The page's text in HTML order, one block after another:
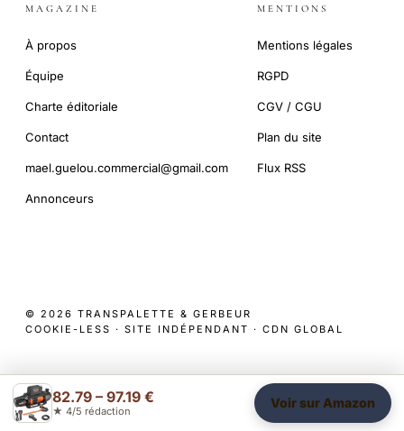
82.79 – 97.19 €
★ 4/5 rédaction
Voir sur Amazon
MAGAZINE
À propos
Équipe
Charte éditoriale
Contact
mael.guelou.commercial@gmail.com
Annonceurs
MENTIONS
Mentions légales
RGPD
CGV / CGU
Plan du site
Flux RSS
© 2026 TRANSPALETTE & GERBEUR
COOKIE-LESS · SITE INDÉPENDANT · CDN GLOBAL